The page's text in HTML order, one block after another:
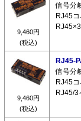
9,460円
(税込)
信号分
RJ45
9,460円
(税込)
RJ45-
信号分
RJ45
RJ45/3